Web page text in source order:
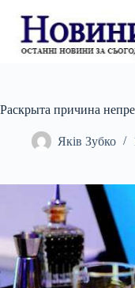
вмісту
Раскрыта причина
Яків Зубко